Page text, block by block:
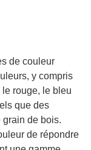
de couleur
y compris
rouge, le bleu
que des
de bois.
de répondre